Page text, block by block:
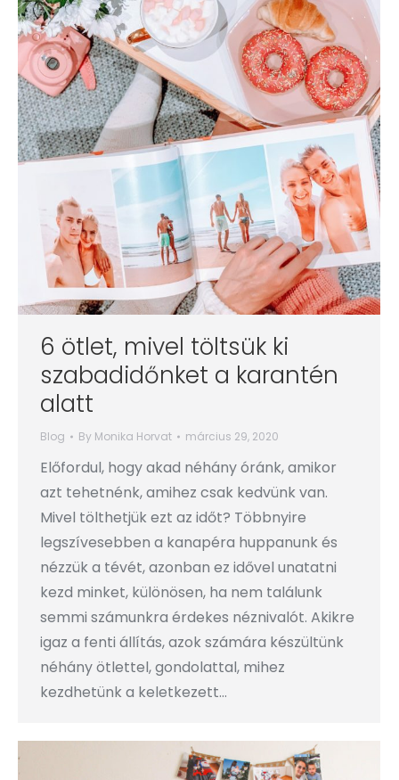
6 ötlet, mivel töltsük ki
szabadidőnket a karantén
alatt
Blog By Monika Horvat március 29, 2020
Előfordul, hogy akad néhány óránk, amikor
azt tehetnénk, amihez csak kedvünk van.
Mivel tölthetjük ezt az időt? Többnyire
legszívesebben a kanapéra huppanunk és
nézzük a tévét, azonban ez idővel unatatni
kezd minket, különösen, ha nem találunk
semmi számunkra érdekes néznivalót. Akikre
igaz a fenti állítás, azok számára készültünk
néhány ötlettel, gondolattal, mihez
kezdhetünk a keletkezett…